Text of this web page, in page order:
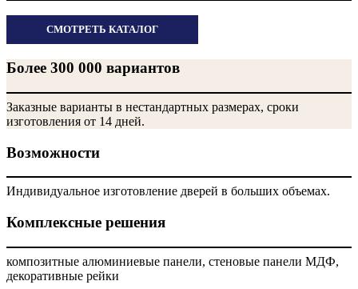
СМОТРЕТЬ КАТАЛОГ
Более 300 000 вариантов
Заказные варианты в нестандартных размерах, сроки
изготовления от 14 дней.
Возможности
Индивидуальное изготовление дверей в больших объемах.
Комплексные решения
композитные алюминиевые панели, стеновые панели МДФ,
декоративные рейки